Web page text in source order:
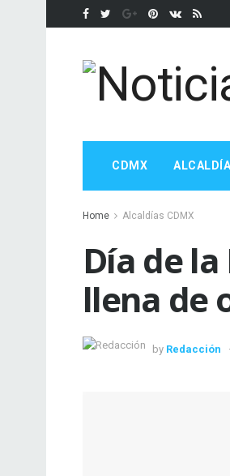
CDMX
Home Alcaldías CDMX
Día de
llena de
by Redacción